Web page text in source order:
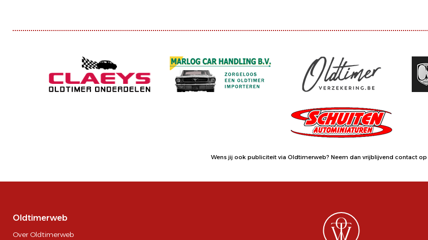
Wens jij ook publiciteit via Oldtimerweb? Neem dan vrijblijvend contact op
Oldtimerweb
Over Oldtimerweb